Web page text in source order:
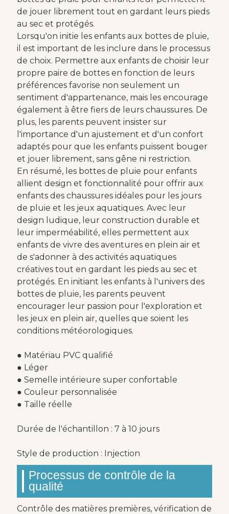
de jouer librement tout en gardant leurs pieds
au sec et protégés.
Lorsqu'on initie les enfants aux bottes de pluie,
il est important de les inclure dans le processus
de choix. Permettre aux enfants de choisir leur
propre paire de bottes en fonction de leurs
préférences favorise non seulement un
sentiment d'appartenance, mais les encourage
également à être fiers de leurs chaussures. De
plus, les parents peuvent insister sur
l'importance d'un ajustement et d'un confort
adaptés pour que les enfants puissent bouger
et jouer librement, sans gêne ni restriction.
En résumé, les bottes de pluie pour enfants
allient design et fonctionnalité pour offrir aux
enfants des chaussures idéales pour les jours
de pluie et les jeux aquatiques. Avec leur
design ludique, leur construction durable et
leur imperméabilité, elles permettent aux
enfants de vivre des aventures en plein air et
de s'adonner à des activités aquatiques
créatives tout en gardant les pieds au sec et
protégés. En initiant les enfants à l'univers des
bottes de pluie, les parents peuvent
encourager leur passion pour l'exploration et
les jeux en plein air, quelles que soient les
conditions météorologiques.
● Matériau PVC qualifié
● Léger
● Semelle intérieure super confortable
● Couleur personnalisée
● Taille réelle
Durée de l'échantillon : 7 à 10 jours
Style de production : Injection
Processus de contrôle de la
qualité
Contrôle des matières premières, vérification de